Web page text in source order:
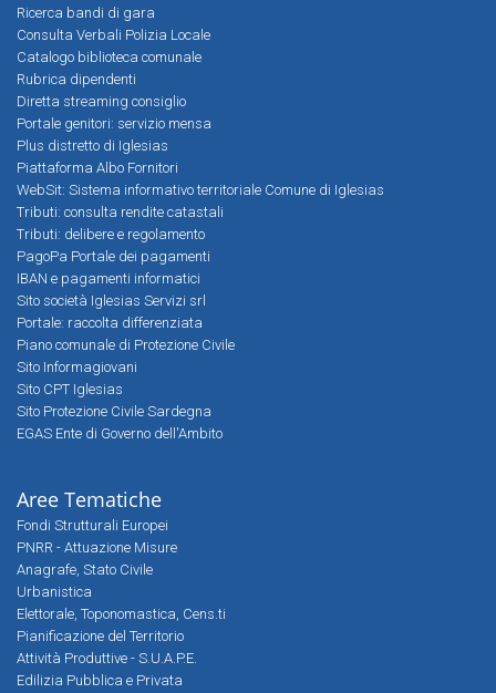
Ricerca bandi di gara
Consulta Verbali Polizia Locale
Catalogo biblioteca comunale
Rubrica dipendenti
Diretta streaming consiglio
Portale genitori: servizio mensa
Plus distretto di Iglesias
Piattaforma Albo Fornitori
WebSit: Sistema informativo territoriale Comune di Iglesias
Tributi: consulta rendite catastali
Tributi: delibere e regolamento
PagoPa Portale dei pagamenti
IBAN e pagamenti informatici
Sito società Iglesias Servizi srl
Portale: raccolta differenziata
Piano comunale di Protezione Civile
Sito Informagiovani
Sito CPT Iglesias
Sito Protezione Civile Sardegna
EGAS Ente di Governo dell'Ambito
Aree Tematiche
Fondi Strutturali Europei
PNRR - Attuazione Misure
Anagrafe, Stato Civile
Urbanistica
Elettorale, Toponomastica, Cens.ti
Pianificazione del Territorio
Attività Produttive - S.U.A.P.E.
Edilizia Pubblica e Privata